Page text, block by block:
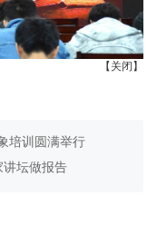
【关闭】
培训圆满举行
讲坛做报告